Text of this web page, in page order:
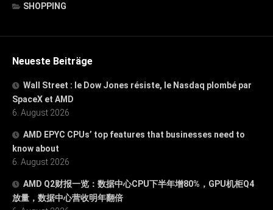
SHOPPING
Neueste Beiträge
Wall Street : le Dow Jones résiste, le Nasdaq plombé par
SpaceX et AMD
6. August 2026
AMD EPYC CPUs’ top features that businesses need to
know about
6. August 2026
AMD Q2财报一览：数据中心CPU下半年增80%，GPU机柜Q4
放量，数据中心营收明年翻倍